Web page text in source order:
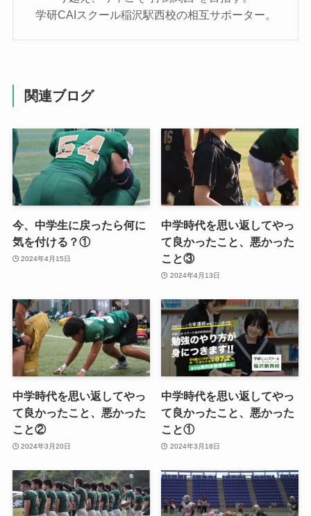
学研CAIスクール稲沢駅西校の相互サポーター。
関連ブログ
今、中学生に戻ったら何に
気を付ける？①
2024年4月15日
中学時代を思い返してやっ
て良かったこと、悪かった
こと③
2024年4月13日
中学時代を思い返してやっ
て良かったこと、悪かった
こと②
2024年3月20日
中学時代を思い返してやっ
て良かったこと、悪かった
こと①
2024年3月18日